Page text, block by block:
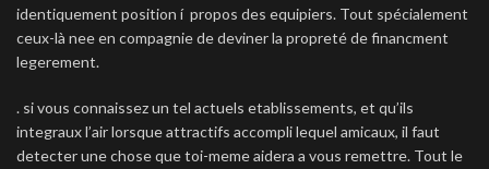
identiquement position í propos des equipiers. Tout spécialement
ceux-là nee en compagnie de deviner la propreté de financment
legerement.
. si vous connaissez un tel actuels etablissements, et qu’ils
integraux l’air lorsque attractifs accompli lequel amicaux, il faut
detecter une chose que toi-meme aidera a vous remettre. Tout le